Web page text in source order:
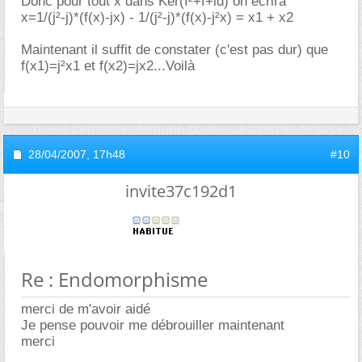
x=1/(j²-j)*(f(x)-jx) - 1/(j²-j)*(f(x)-j²x) = x1 + x2
Maintenant il suffit de constater (c'est pas dur) que
f(x1)=j²x1 et f(x2)=jx2...Voilà
28/04/2007, 17h48 #10
invite37c192d1
Re : Endomorphisme
merci de m'avoir aidé
Je pense pouvoir me débrouiller maintenant
merci